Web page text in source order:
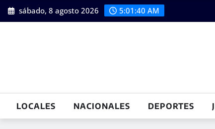
Saltar
al
sábado, 8 agosto 2026 5:01:41 AM
LOCALES NACIONALES DEPORTES